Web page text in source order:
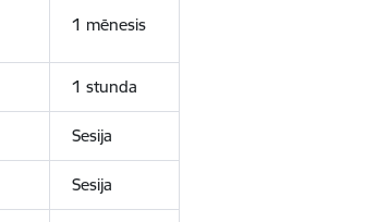
1 mēnesis
1 stunda
Sesija
Sesija